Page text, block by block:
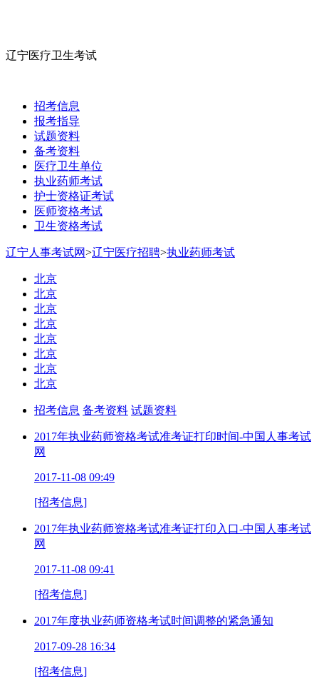
辽宁医疗卫生考试
招考信息
报考指导
试题资料
备考资料
医疗卫生单位
执业药师考试
护士资格证考试
医师资格考试
卫生资格考试
辽宁人事考试网>辽宁医疗招聘>执业药师考试
北京
北京
北京
北京
北京
北京
北京
北京
招考信息 备考资料 试题资料
2017年执业药师资格考试准考证打印时间-中国人事考试
网
2017-11-08 09:49
[招考信息]
2017年执业药师资格考试准考证打印入口-中国人事考试
网
2017-11-08 09:41
[招考信息]
2017年度执业药师资格考试时间调整的紧急通知
2017-09-28 16:34
[招考信息]